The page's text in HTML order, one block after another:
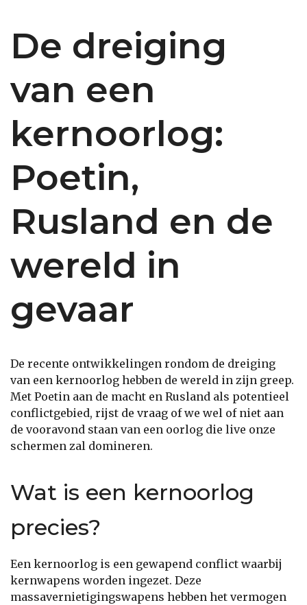
De dreiging
van een
kernoorlog:
Poetin,
Rusland en de
wereld in
gevaar
De recente ontwikkelingen rondom de dreiging
van een kernoorlog hebben de wereld in zijn greep.
Met Poetin aan de macht en Rusland als potentieel
conflictgebied, rijst de vraag of we wel of niet aan
de vooravond staan van een oorlog die live onze
schermen zal domineren.
Wat is een kernoorlog
precies?
Een kernoorlog is een gewapend conflict waarbij
kernwapens worden ingezet. Deze
massavernietigingswapens hebben het vermogen